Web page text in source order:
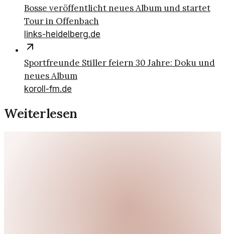
Bosse veröffentlicht neues Album und startet
Tour in Offenbach
links-heidelberg.de
Sportfreunde Stiller feiern 30 Jahre: Doku und
neues Album
koroll-fm.de
Weiterlesen